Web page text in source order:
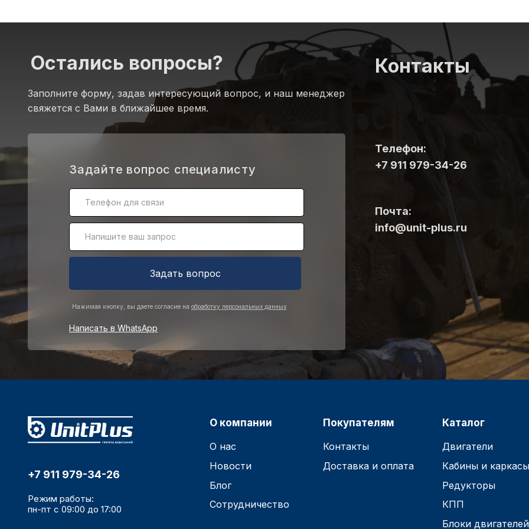
Остались вопросы?
Заполните форму, задав интересующий вопрос, и наш менеджер
свяжется с Вами в ближайшее время.
Задайте вопрос специалисту
Задать вопрос
Нажимая кнопку, вы даете согласие на обработку персональных данных
Написать в WhatsApp
Контакты
Телефон:
+7 911 979-34-26
Почта:
info@unit-plus.ru
+7 911 979-34-26
Режим работы:
пн-пт с 09:00 до 17:00
О компании
О нас
Новости
Блог
Сотрудничество
Покупателям
Контакты
Доставка и оплата
Каталог
Двигатели
Кабины и
Редукторы
КПП
Блоки двигателей